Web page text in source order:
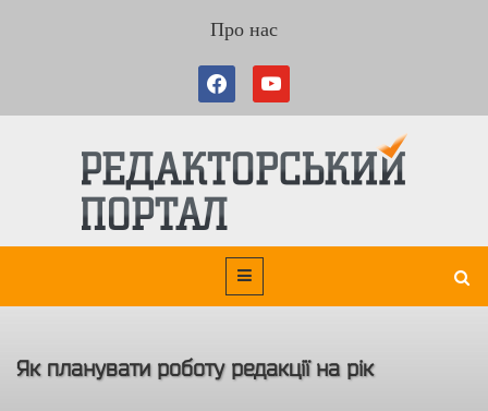
Про нас
Як планувати роботу редакції на рік